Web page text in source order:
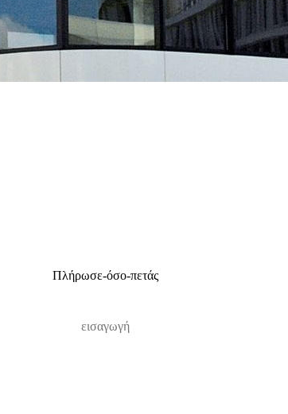
Πλήρωσε-όσο-πετάς
εισαγωγή